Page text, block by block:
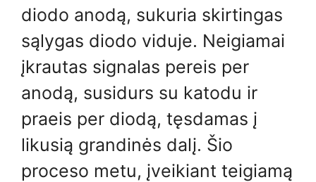
diodo anodą, sukuria skirtingas
sąlygas diodo viduje. Neigiamai
įkrautas signalas pereis per
anodą, susidurs su katodu ir
praeis per diodą, tęsdamas į
likusią grandinės dalį. Šio
proceso metu, įveikiant teigiamą